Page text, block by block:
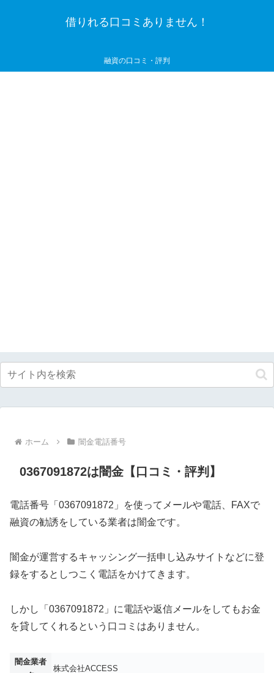
借りれる口コミありません！
融資の口コミ・評判
ホーム 闇金電話番号
0367091872は闇金【口コミ・評判】
電話番号「0367091872」を使ってメールや電話、FAXで
融資の勧誘をしている業者は闇金です。
闇金が運営するキャッシング一括申し込みサイトなどに登
録をするとしつこく電話をかけてきます。
しかし「0367091872」に電話や返信メールをしてもお金
を貸してくれるという口コミはありません。
闇金業者
株式会社ACCESS